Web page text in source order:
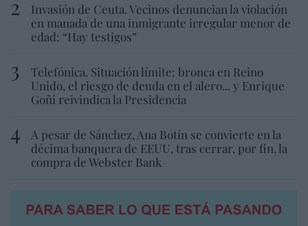
Invasión de Ceuta. Vecinos denuncian la violación
en manada de una inmigrante irregular menor de
edad: “Hay testigos”
Telefónica. Situación límite: bronca en Reino
Unido, el riesgo de deuda en el alero... y Enrique
Goñi reivindica la Presidencia
A pesar de Sánchez, Ana Botín se convierte en la
décima banquera de EEUU, tras cerrar, por fin, la
compra de Webster Bank